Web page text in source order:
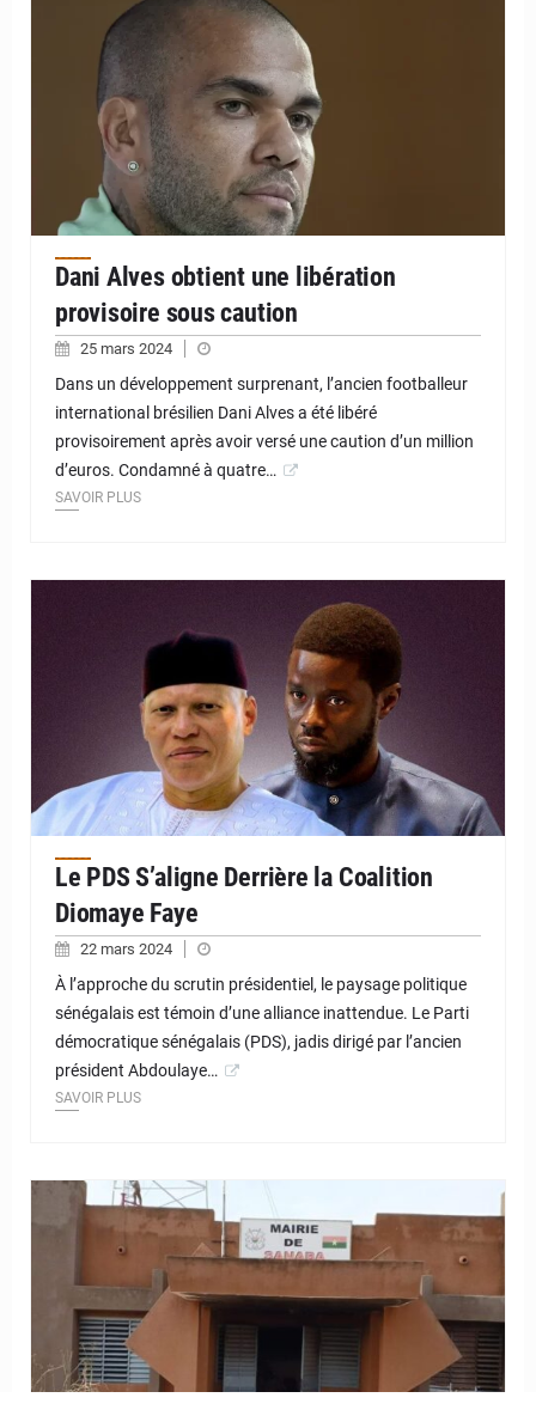
Dani Alves obtient une libération
provisoire sous caution
25 mars 2024
Dans un développement surprenant, l’ancien footballeur
international brésilien Dani Alves a été libéré
provisoirement après avoir versé une caution d’un million
d’euros. Condamné à quatre…
SAVOIR PLUS
Le PDS S’aligne Derrière la Coalition
Diomaye Faye
22 mars 2024
À l’approche du scrutin présidentiel, le paysage politique
sénégalais est témoin d’une alliance inattendue. Le Parti
démocratique sénégalais (PDS), jadis dirigé par l’ancien
président Abdoulaye…
SAVOIR PLUS